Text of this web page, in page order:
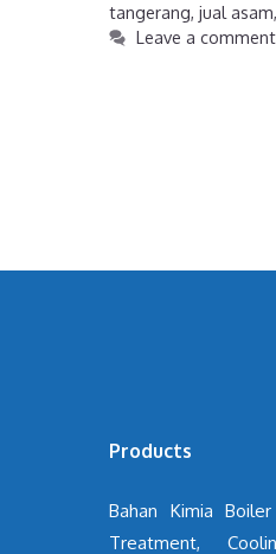
tangerang, jual asam,
Leave a comment
Products
Bahan Kimia
Treatment,